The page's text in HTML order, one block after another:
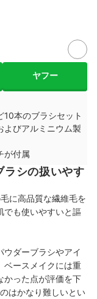
ヤフー
本のブラシセット
よびアルミニウム製
が付属
ラシの扱いやす
に高品質な繊維毛を
でも使いやすいと謳
ウダーブラシやアイ
ベースメイクには重
かった点が評価を下
はかなり難しいとい